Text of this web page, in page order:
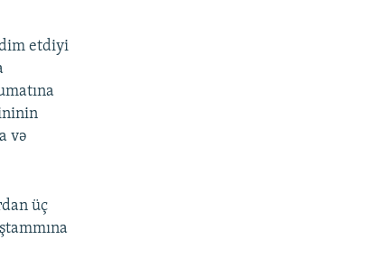
etdiyi
və
üç